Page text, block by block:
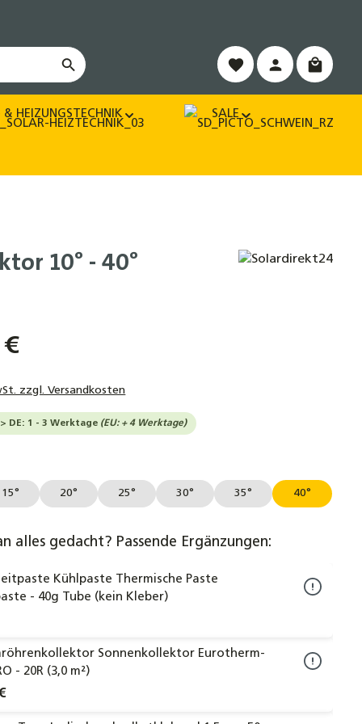
& HEIZUNGSTECHNIK SALE
10° - 40°
€
zzgl. Versandkosten
DE: 1 - 3 Werktage (EU: + 4 Werktage)
15° 20° 25° 30° 35° 40°
alles gedacht? Passende Ergänzungen:
Kühlpaste Thermische Paste
- 40g Tube (kein Kleber)
Sonnenkollektor Eurotherm-
- 20R (3,0 m²)